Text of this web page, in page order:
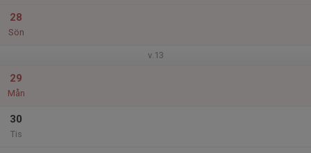
28
Sön
v.13
29
Mån
30
Tis